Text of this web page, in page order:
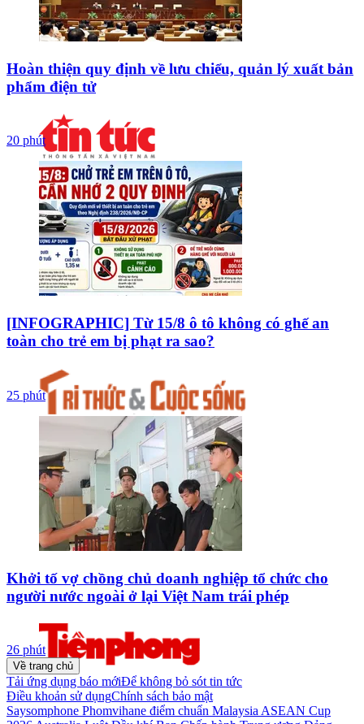
Hoàn thiện quy định về lưu chiểu, quản lý xuất bản
phẩm điện tử
20 phút
[INFOGRAPHIC] Từ 15/8 ô tô không có ghế an
toàn cho trẻ em bị phạt ra sao?
25 phút
Khởi tố vợ chồng chủ doanh nghiệp tổ chức cho
người nước ngoài ở lại Việt Nam trái phép
26 phút
Về trang chủ
Tải ứng dụng báo mớiĐể không bỏ sót tin tức
Điều khoản sử dụngChính sách bảo mật
Saysomphone Phomvihane điểm chuẩn Malaysia ASEAN Cup